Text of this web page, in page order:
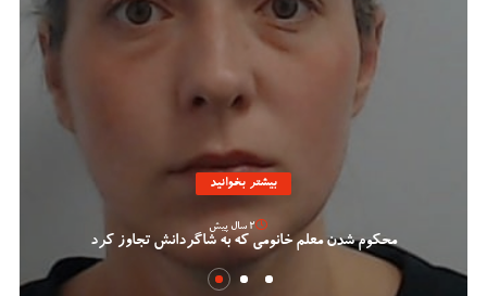
بیشتر بخوانید
محکوم شدن معلم خانومی که به شاگردانش تجاوز کرد
2 سال پیش